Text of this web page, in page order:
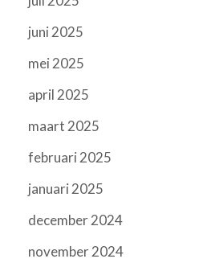
juni 2025
mei 2025
april 2025
maart 2025
februari 2025
januari 2025
december 2024
november 2024